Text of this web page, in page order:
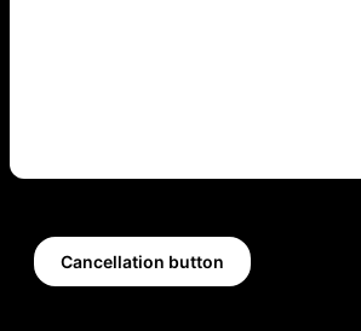
Cancellation button